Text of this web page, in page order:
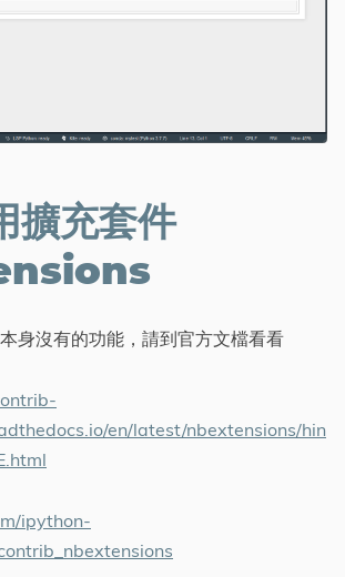
擴充套件
身沒有的功能，請到官方文檔看看
en/latest/nbextensions/hin
ipython-